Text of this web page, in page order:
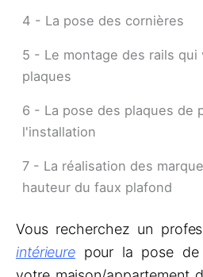
4 - La pose des cornières
5 - Le montage des rails qui
plaques
6 - La pose des plaques de
l'installation
7 - La réalisation des
hauteur du faux plafond
Vous recherchez un
intérieure pour la pose de